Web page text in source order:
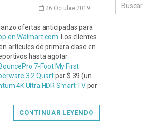
26 Octubre 2019
ofertas anticipadas para
en Walmart.com . Los clientes
artículos de primera clase en
hasta agotar
BouncePro 7-Foot My First
3.2 Quartpor $ 39 (un
4K Ultra HDR Smart TVpor
CONTINUAR LEYENDO